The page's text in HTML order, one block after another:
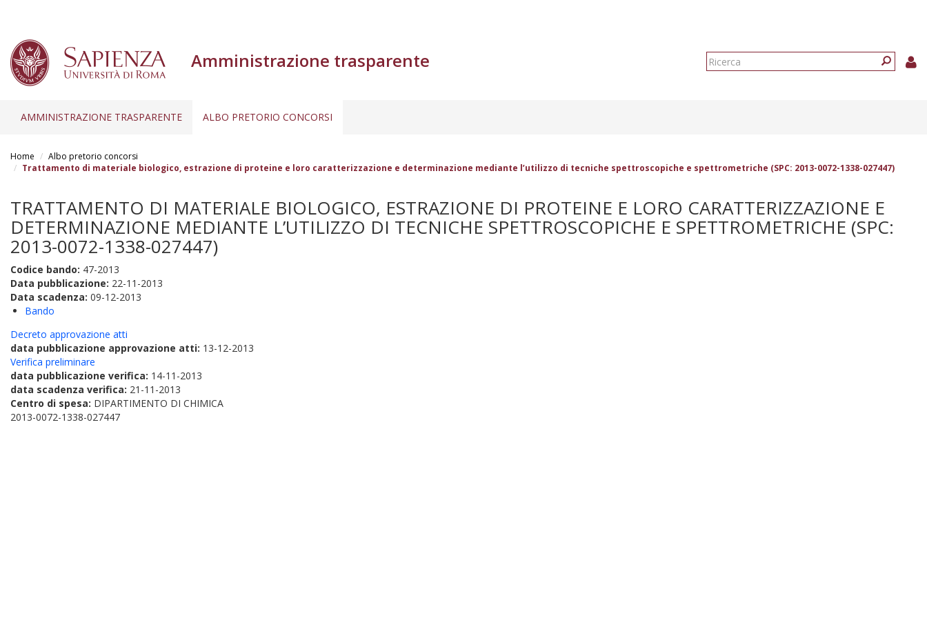
contenuto
Amministrazione trasparente
Form
AMMINISTRAZIONE TRASPARENTE ALBO PRETORIO CONCORSI
Home
Albo pretorio concorsi
Trattamento di materiale biologico, estrazione di proteine e loro caratterizzazione e determinazione mediante l’utilizzo di tecniche spettroscopiche e spettrometriche (SPC: 2013-0072-1338-027447)
TRATTAMENTO DI MATERIALE BIOLOGICO, ESTRAZIONE DI PROTEINE E LORO CARATTERIZZAZIONE E
DETERMINAZIONE MEDIANTE L’UTILIZZO DI TECNICHE SPETTROSCOPICHE E SPETTROMETRICHE (SPC:
2013-0072-1338-027447)
Codice bando: 47-2013
Data pubblicazione: 22-11-2013
Data scadenza: 09-12-2013
Bando
Decreto approvazione atti
data pubblicazione approvazione atti: 13-12-2013
Verifica preliminare
data pubblicazione verifica: 14-11-2013
data scadenza verifica: 21-11-2013
Centro di spesa: DIPARTIMENTO DI CHIMICA
2013-0072-1338-027447